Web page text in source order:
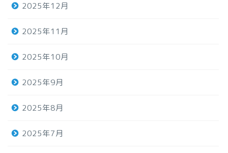
2025年12月
2025年11月
2025年10月
2025年9月
2025年8月
2025年7月